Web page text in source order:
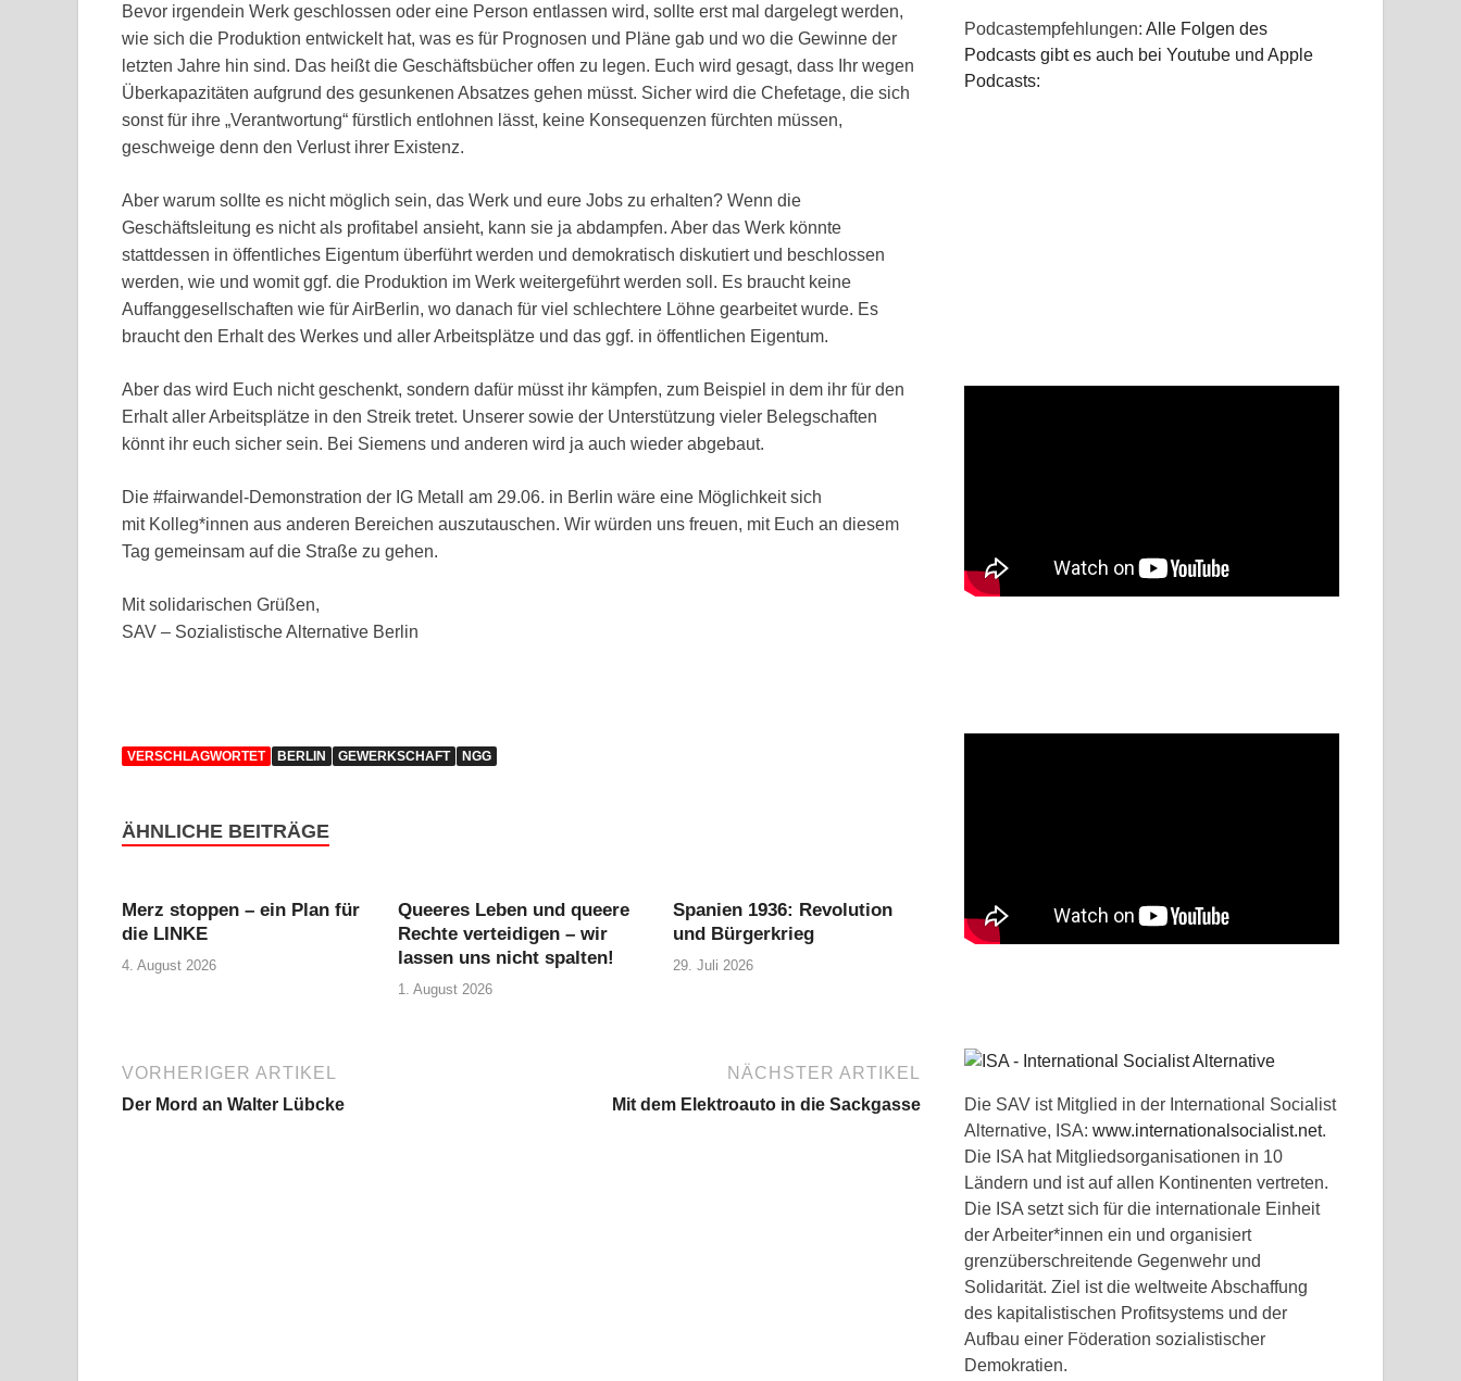
Bevor irgendein Werk geschlossen oder eine Person entlassen wird, sollte erst mal dargelegt werden,
wie sich die Produktion entwickelt hat, was es für Prognosen und Pläne gab und wo die Gewinne der
letzten Jahre hin sind. Das heißt die Geschäftsbücher offen zu legen. Euch wird gesagt, dass Ihr wegen
Überkapazitäten aufgrund des gesunkenen Absatzes gehen müsst. Sicher wird die Chefetage, die sich
sonst für ihre „Verantwortung“ fürstlich entlohnen lässt, keine Konsequenzen fürchten müssen,
geschweige denn den Verlust ihrer Existenz.
Aber warum sollte es nicht möglich sein, das Werk und eure Jobs zu erhalten? Wenn die
Geschäftsleitung es nicht als profitabel ansieht, kann sie ja abdampfen. Aber das Werk könnte
stattdessen in öffentliches Eigentum überführt werden und demokratisch diskutiert und beschlossen
werden, wie und womit ggf. die Produktion im Werk weitergeführt werden soll. Es braucht keine
Auffanggesellschaften wie für AirBerlin, wo danach für viel schlechtere Löhne gearbeitet wurde. Es
braucht den Erhalt des Werkes und aller Arbeitsplätze und das ggf. in öffentlichen Eigentum.
Aber das wird Euch nicht geschenkt, sondern dafür müsst ihr kämpfen, zum Beispiel in dem ihr für den
Erhalt aller Arbeitsplätze in den Streik tretet. Unserer sowie der Unterstützung vieler Belegschaften
könnt ihr euch sicher sein. Bei Siemens und anderen wird ja auch wieder abgebaut.
Die #fairwandel-Demonstration der IG Metall am 29.06. in Berlin wäre eine Möglichkeit sich
mit Kolleg*innen aus anderen Bereichen auszutauschen. Wir würden uns freuen, mit Euch an diesem
Tag gemeinsam auf die Straße zu gehen.
Mit solidarischen Grüßen,
SAV – Sozialistische Alternative Berlin
VERSCHLAGWORTET BERLIN GEWERKSCHAFT NGG
ÄHNLICHE BEITRÄGE
Merz stoppen – ein Plan für
die LINKE
4. August 2026
Queeres Leben und queere
Rechte verteidigen – wir
lassen uns nicht spalten!
1. August 2026
Spanien 1936: Revolution
und Bürgerkrieg
29. Juli 2026
VORHERIGER ARTIKEL
Der Mord an Walter Lübcke
NÄCHSTER ARTIKEL
Mit dem Elektroauto in die Sackgasse
Podcastempfehlungen:Alle Folgen des
Podcasts gibt es auch bei Youtube und Apple
Podcasts:
Die SAV ist Mitglied in der International Socialist
Alternative, ISA:www.internationalsocialist.net.
Die ISA hat Mitgliedsorganisationen in 10
Ländern und ist auf allen Kontinenten vertreten.
Die ISA setzt sich für die internationale Einheit
der Arbeiter*innen ein und organisiert
grenzüberschreitende Gegenwehr und
Solidarität. Ziel ist die weltweite Abschaffung
des kapitalistischen Profitsystems und der
Aufbau einer Föderation sozialistischer
Demokratien.